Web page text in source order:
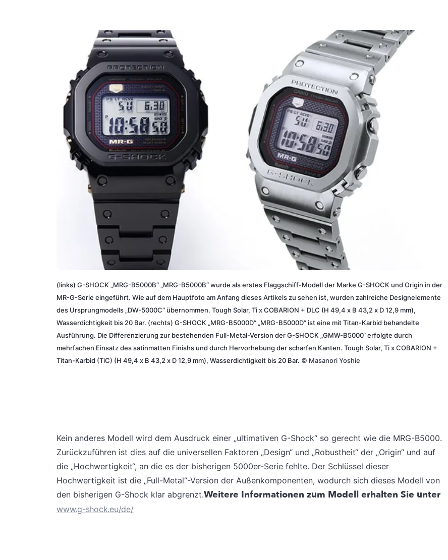
(links) G-SHOCK „MRG-B5000B“ „MRG-B5000B“ wurde als erstes Flaggschiff-Modell der Marke G-SHOCK und Origin in der
MR-G-Serie eingeführt. Wie auf dem Hauptfoto am Anfang dieses Artikels zu sehen ist, wurden zahlreiche Designelemente
des Ursprungmodells „DW-5000C“ übernommen. Tough Solar, Ti x COBARION + DLC (H 49,4 x B 43,2 x D 12,9 mm),
Wasserdichtigkeit bis 20 Bar. (rechts) G-SHOCK „MRG-B5000D“ „MRG-B5000D“ ist eine mit Titan-Karbid behandelte
Ausführung. Die Differenzierung zur bestehenden Full-Metal-Version der G-SHOCK „GMW-B5000“ erfolgte durch
mehrfachen Einsatz des satinmatten Finishs und durch Hervorhebung der scharfen Kanten. Tough Solar, Ti x COBARION +
Titan-Karbid (TiC) (H 49,4 x B 43,2 x D 12,9 mm), Wasserdichtigkeit bis 20 Bar. © Masanori Yoshie
Kein anderes Modell wird dem Ausdruck einer „ultimativen G-Shock“ so gerecht wie die MRG-B5000.
Zurückzuführen ist dies auf die universellen Faktoren „Design“ und „Robustheit“ der „Origin“ und auf
die „Hochwertigkeit“, an die es der bisherigen 5000er-Serie fehlte. Der Schlüssel dieser
Hochwertigkeit ist die „Full-Metal“-Version der Außenkomponenten, wodurch sich dieses Modell von
den bisherigen G-Shock klar abgrenzt.Weitere Informationen zum Modell erhalten Sie unter
www.g-shock.eu/de/